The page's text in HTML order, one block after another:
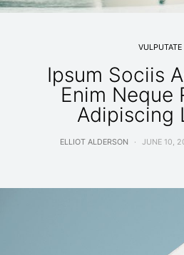
VULPUTATE
Ipsum Sociis
Enim Neque
Adipiscing
ELLIOT ALDERSON JUNE 10,